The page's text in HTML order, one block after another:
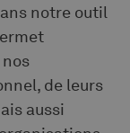
notre outil
nos
de leurs
aussi